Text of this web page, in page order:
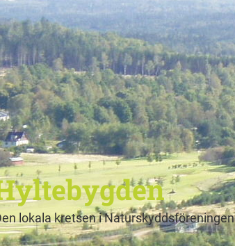
lokala kretsen i Naturskyddsföreningen